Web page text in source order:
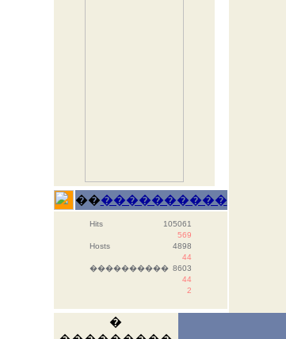
������������
Hits
105061
569
Hosts
4898
44
���������� 8603
44
2
�